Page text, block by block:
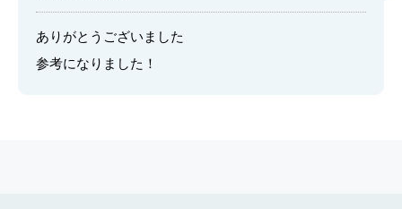
ありがとうございました
参考になりました！